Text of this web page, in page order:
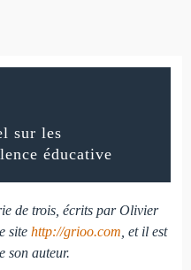
sur les
éducative
de trois, écrits par Olivier
site http://grioo.com , et il est
son auteur.